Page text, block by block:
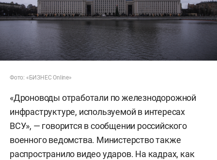
Фото: «БИЗНЕС Online»
«Дроноводы отработали по железнодорожной
инфраструктуре, используемой в интересах
ВСУ», — говорится в сообщении российского
военного ведомства. Министерство также
распространило видео ударов. На кадрах, как